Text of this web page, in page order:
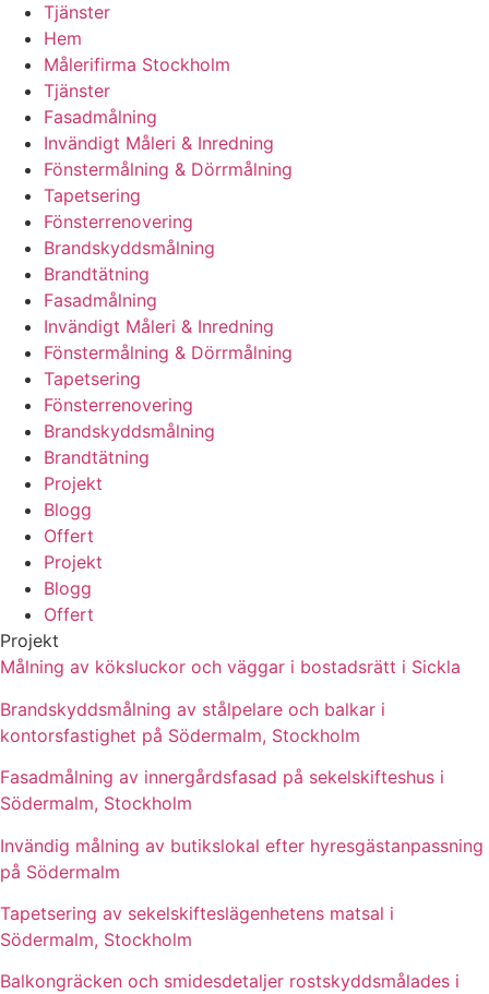
Tjänster
Hem
Målerifirma Stockholm
Tjänster
Fasadmålning
Invändigt Måleri & Inredning
Fönstermålning & Dörrmålning
Tapetsering
Fönsterrenovering
Brandskyddsmålning
Brandtätning
Fasadmålning
Invändigt Måleri & Inredning
Fönstermålning & Dörrmålning
Tapetsering
Fönsterrenovering
Brandskyddsmålning
Brandtätning
Projekt
Blogg
Offert
Projekt
Blogg
Offert
Projekt
Målning av köksluckor och väggar i bostadsrätt i Sickla
Brandskyddsmålning av stålpelare och balkar i
kontorsfastighet på Södermalm, Stockholm
Fasadmålning av innergårdsfasad på sekelskifteshus i
Södermalm, Stockholm
Invändig målning av butikslokal efter hyresgästanpassning
på Södermalm
Tapetsering av sekelskifteslägenhetens matsal i
Södermalm, Stockholm
Balkongräcken och smidesdetaljer rostskyddsmålades i